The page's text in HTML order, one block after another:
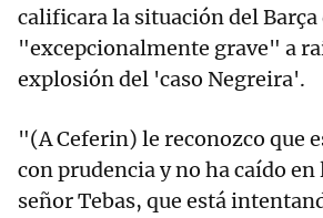
calificara la situación del Barça
"excepcionalmente grave" a
explosión del 'caso Negreira'.
"(A Ceferin) le reconozco que
con prudencia y no ha caído
señor Tebas, que está